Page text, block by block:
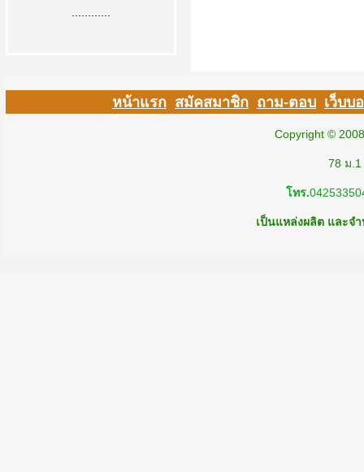
หน้าแรก สมัคสมาชิก ถาม-ตอบ เว็บบ
Copyright ©
78 ม
โทร.
เป็นแหล่งผลิต และจ